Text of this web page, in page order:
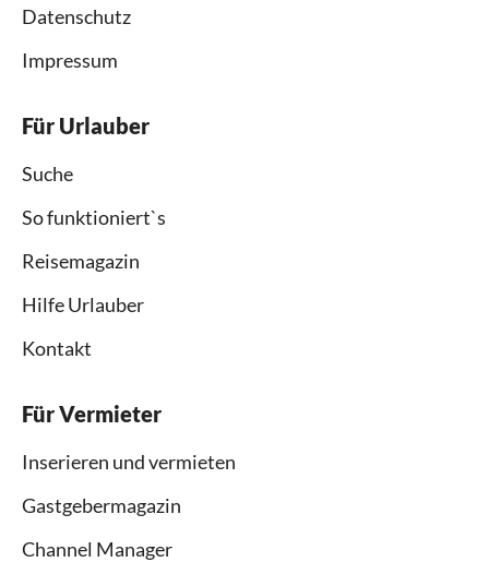
Datenschutz
Impressum
Für Urlauber
Suche
So funktioniert`s
Reisemagazin
Hilfe Urlauber
Kontakt
Für Vermieter
Inserieren und vermieten
Gastgebermagazin
Channel Manager